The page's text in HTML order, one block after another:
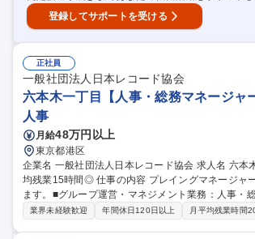
登録してサポートを受ける
正社員
一般社団法人日本レコード協会
六本木一丁目【人事・総務マネージャ
人事
月給48万円以上
東京都港区
企業名 一般社団法人日本レコード協会 求人名 六本木一丁目【人事・総務マネージャー】音楽関係の公益法人/平
均残業15時間◎ 仕事の内容 プレイングマネージャーとして、幅広く人事・総務グループの運営を担っていただき
ます。■グループ運営・マネジメント業務：人事・
部署との調整・連携 ■総務業務：理事会他会議運営、役員登記、秘書業務管理（秘書1名）、会員社入退会、渉外
業界未経験歓迎 年間休日120日以上 月平均残業時間